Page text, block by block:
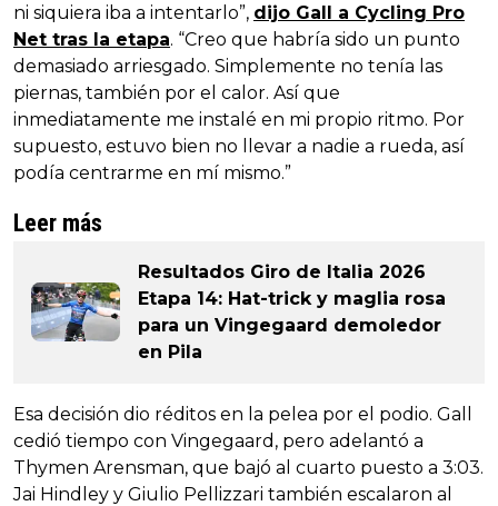
ni siquiera iba a intentarlo”, dijo Gall a Cycling Pro
Net tras la etapa. “Creo que habría sido un punto
demasiado arriesgado. Simplemente no tenía las
piernas, también por el calor. Así que
inmediatamente me instalé en mi propio ritmo. Por
supuesto, estuvo bien no llevar a nadie a rueda, así
podía centrarme en mí mismo.”
Leer más
Resultados Giro de Italia 2026
Etapa 14: Hat-trick y maglia rosa
para un Vingegaard demoledor
en Pila
Esa decisión dio réditos en la pelea por el podio. Gall
cedió tiempo con Vingegaard, pero adelantó a
Thymen Arensman, que bajó al cuarto puesto a 3:03.
Jai Hindley y Giulio Pellizzari también escalaron al